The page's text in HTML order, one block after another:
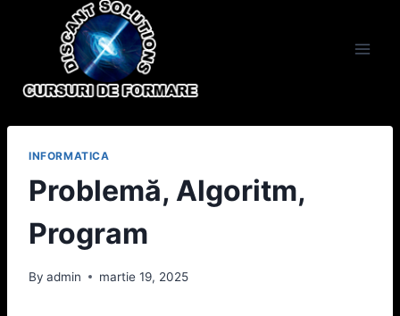
INFORMATICA
Problemă, Algoritm,
Program
By admin martie 19, 2025